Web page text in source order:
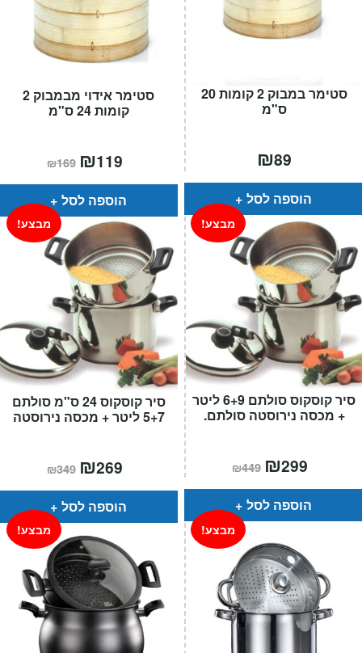
סטימר אידוי מבמבוק 2
קומות 24 ס"מ
₪169 המחיר
המקורי
היה:
₪169.
₪119
הוא:
הוספה לסל
סטימר במבוק 2 קומות 20
ס"מ
₪89
הוספה לסל
סיר קוסקוס 24 ס"מ סולתם
5+7 ליטר + מכסה נירוסטה
מבצע!
₪349 המחיר
המקורי
היה:
₪349.
₪269
הוא:
הוספה לסל
סיר קוסקוס סולתם 6+9 ליטר
+ מכסה נירוסטה סולתם.
מבצע!
₪449 המחיר
המקורי
היה:
₪449.
₪299
הוא:
הוספה לסל
מבצע! מבצע!